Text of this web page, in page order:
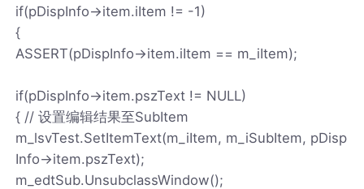
if(pDispInfo->item.iItem != -1)
{
ASSERT(pDispInfo->item.iItem == m_iItem);
if(pDispInfo->item.pszText != NULL)
{ // 设置编辑结果至SubItem
m_lsvTest.SetItemText(m_iItem, m_iSubItem, pDisp
Info->item.pszText);
m_edtSub.UnsubclassWindow();